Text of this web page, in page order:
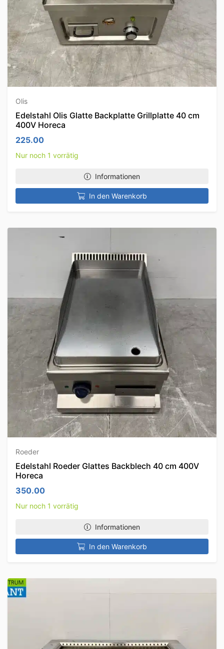
Olis
Edelstahl Olis Glatte Backplatte Grillplatte 40 cm
400V Horeca
225.00
Nur noch 1 vorrätig
Informationen
In den Warenkorb
Roeder
Edelstahl Roeder Glattes Backblech 40 cm 400V
Horeca
350.00
Nur noch 1 vorrätig
Informationen
In den Warenkorb